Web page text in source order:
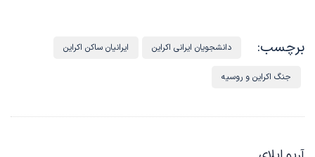
برچسب: دانشجویان ایرانی اکراین ایرانیان ساکن اکراین
جنگ اکراین و روسیه